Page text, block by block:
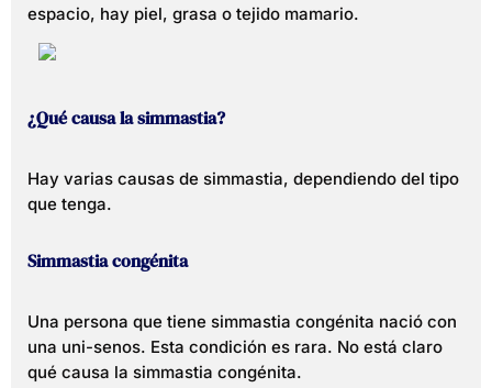
espacio, hay piel, grasa o tejido mamario.
¿Qué causa la simmastia?
Hay varias causas de simmastia, dependiendo del tipo
que tenga.
Simmastia congénita
Una persona que tiene simmastia congénita nació con
una uni-senos. Esta condición es rara. No está claro
qué causa la simmastia congénita.